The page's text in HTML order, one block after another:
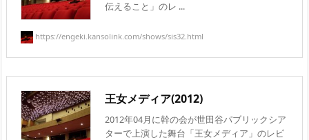
伝えること」のレ ...
https://engeki.kansolink.com/shows/sis32.html
王女メディア(2012)
2012年04月に幹の会が世田谷パブリックシア
ターで上演した舞台「王女メディア」のレビ